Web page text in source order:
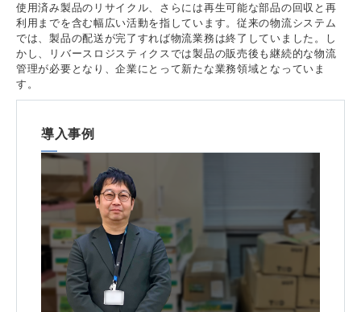
使用済み製品のリサイクル、さらには再生可能な部品の回収と再
利用までを含む幅広い活動を指しています。従来の物流システム
では、製品の配送が完了すれば物流業務は終了していました。し
かし、リバースロジスティクスでは製品の販売後も継続的な物流
管理が必要となり、企業にとって新たな業務領域となっていま
す。
導入事例